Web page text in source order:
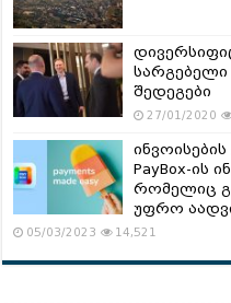
სარგებელი
შედეგები
27/01/2020
PayBox-ის
რომელიც
უფრო
05/03/2023 14,521